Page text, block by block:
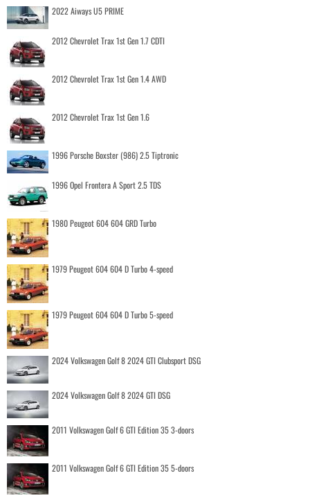
2022 Aiways U5 PRIME
2012 Chevrolet Trax 1st Gen 1.7 CDTI
2012 Chevrolet Trax 1st Gen 1.4 AWD
2012 Chevrolet Trax 1st Gen 1.6
1996 Porsche Boxster (986) 2.5 Tiptronic
1996 Opel Frontera A Sport 2.5 TDS
1980 Peugeot 604 604 GRD Turbo
1979 Peugeot 604 604 D Turbo 4-speed
1979 Peugeot 604 604 D Turbo 5-speed
2024 Volkswagen Golf 8 2024 GTI Clubsport DSG
2024 Volkswagen Golf 8 2024 GTI DSG
2011 Volkswagen Golf 6 GTI Edition 35 3-doors
2011 Volkswagen Golf 6 GTI Edition 35 5-doors